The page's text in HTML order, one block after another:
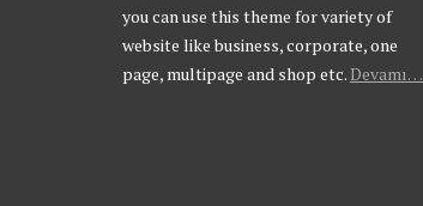
you can use this theme for variety of
website like business, corporate, one
page, multipage and shop etc.Devamı…